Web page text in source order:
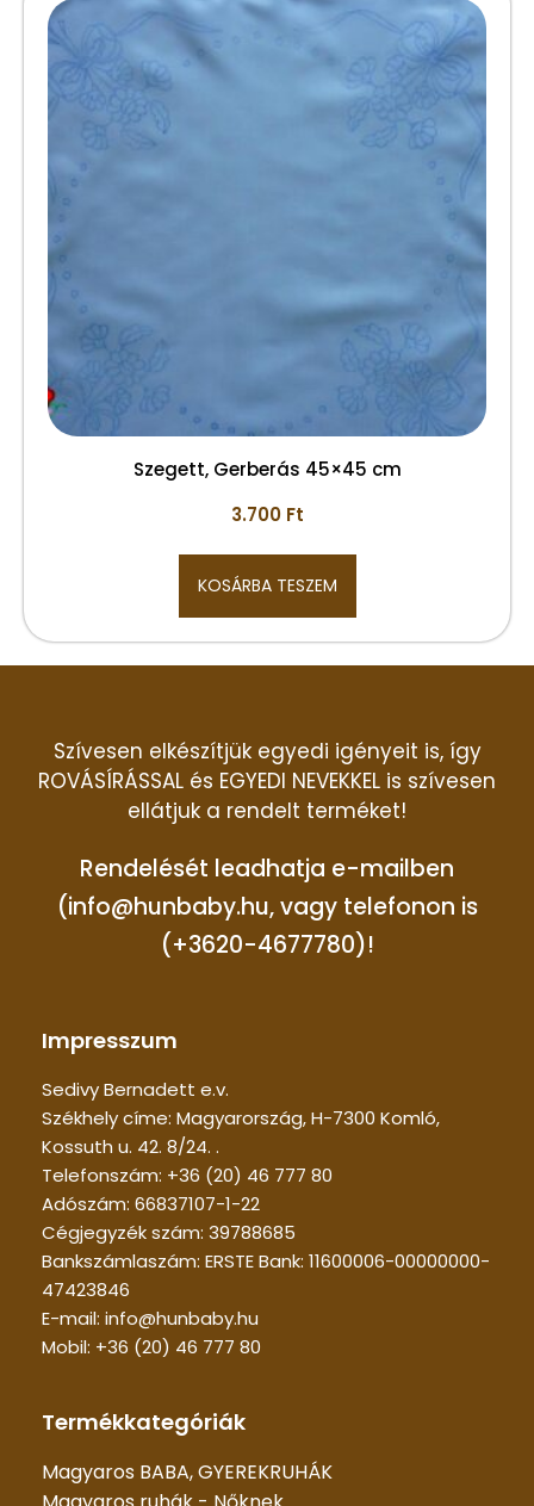
Szegett, Gerberás 45×45 cm
3.700 Ft
KOSÁRBA TESZEM
Szívesen elkészítjük egyedi igényeit is, így
ROVÁSÍRÁSSAL és EGYEDI NEVEKKEL is szívesen
ellátjuk a rendelt terméket!
Rendelését leadhatja e-mailben
(info@hunbaby.hu, vagy telefonon is
(+3620-4677780)!
Impresszum
Sedivy Bernadett e.v.
Székhely címe: Magyarország, H-7300 Komló,
Kossuth u. 42. 8/24. .
Telefonszám: +36 (20) 46 777 80
Adószám: 66837107-1-22
Cégjegyzék szám: 39788685
Bankszámlaszám: ERSTE Bank: 11600006-00000000-
47423846
E-mail: info@hunbaby.hu
Mobil: +36 (20) 46 777 80
Termékkategóriák
Magyaros BABA, GYEREKRUHÁK